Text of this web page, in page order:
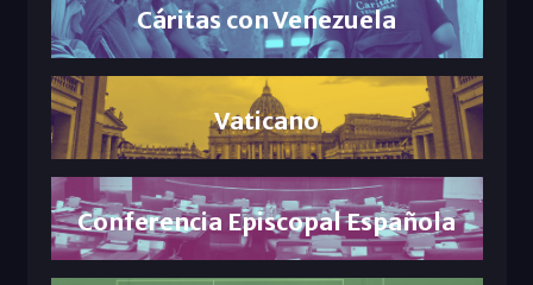
Cáritas con Venezuela
Vaticano
Conferencia Episcopal Española